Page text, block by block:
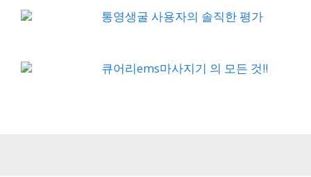
통영생굴 사용자의 솔직한 평가
큐어리ems마사지기 의 모든 것!!